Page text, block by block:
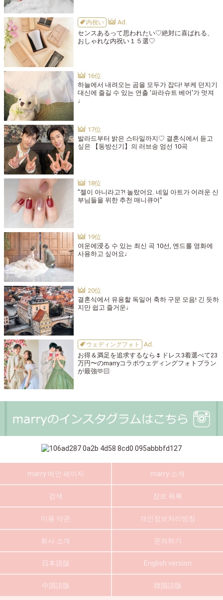
内祝い
センスあるって思われたい♡絶対に喜ばれる、
おしゃれな内祝い１５選♡
하늘에서 내려오는 곰을 모두가 잡다! 부케 던지기
대신에 즐길 수 있는 연출 '파라슈트 베어'가 멋져
♩
발라드부터 밝은 스타일까지♡ 결혼식에서 듣고
싶은 【동방신기】의 러브송 엄선 10곡
"젤이 아니라고?! 놀랐어요. 네일 아트가 어려운 신
부님들을 위한 추천 매니큐어"
여운에浸る 수 있는 최신 곡 10선, 엔드롤 영화에
사용하고 싶어요♩
결혼식에서 유용할 독일어 축하 구문 모음! 긴 듯하
지만 쉽고 즐거운♩
ウェディングフォト
お得＆満足を追求するなら🌷ドレス3着選べて23
万円〜のmarryコラボウェディングフォトプラン
が最強🫶🏻
marry 메인 페이지 marry 소개
검색 장르 목록
이용 약관 개인정보처리방침
회사 소개 문의하기
日本語版 English version
中国語版 韓国語版